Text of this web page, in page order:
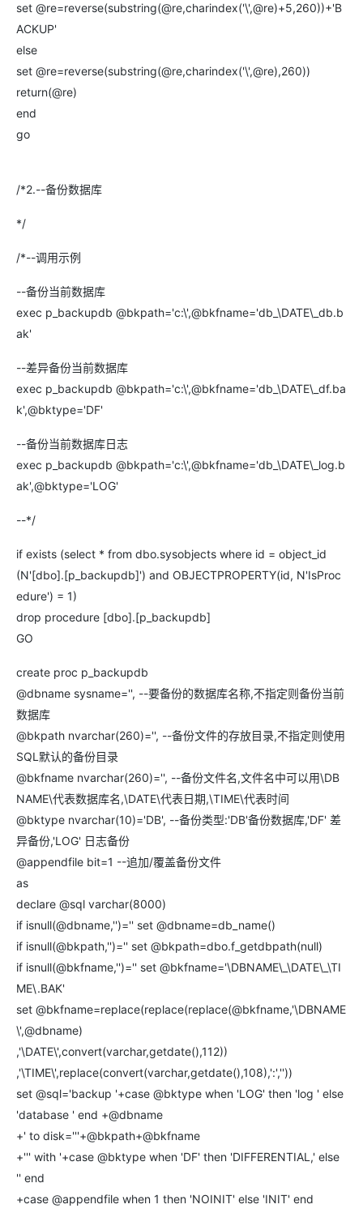
set @re=reverse(substring(@re,charindex('\',@re)+5,260))+'B
ACKUP'
else
set @re=reverse(substring(@re,charindex('\',@re),260))
return(@re)
end
go
/*2.--备份数据库
*/
/*--调用示例
--备份当前数据库
exec p_backupdb @bkpath='c:\',@bkfname='db_\DATE\_db.b
ak'
--差异备份当前数据库
exec p_backupdb @bkpath='c:\',@bkfname='db_\DATE\_df.ba
k',@bktype='DF'
--备份当前数据库日志
exec p_backupdb @bkpath='c:\',@bkfname='db_\DATE\_log.b
ak',@bktype='LOG'
--*/
if exists (select * from dbo.sysobjects where id = object_id
(N'[dbo].[p_backupdb]') and OBJECTPROPERTY(id, N'IsProc
edure') = 1)
drop procedure [dbo].[p_backupdb]
GO
create proc p_backupdb
@dbname sysname='', --要备份的数据库名称,不指定则备份当前
数据库
@bkpath nvarchar(260)='', --备份文件的存放目录,不指定则使用
SQL默认的备份目录
@bkfname nvarchar(260)='', --备份文件名,文件名中可以用\DB
NAME\代表数据库名,\DATE\代表日期,\TIME\代表时间
@bktype nvarchar(10)='DB', --备份类型:'DB'备份数据库,'DF' 差
异备份,'LOG' 日志备份
@appendfile bit=1 --追加/覆盖备份文件
as
declare @sql varchar(8000)
if isnull(@dbname,'')='' set @dbname=db_name()
if isnull(@bkpath,'')='' set @bkpath=dbo.f_getdbpath(null)
if isnull(@bkfname,'')='' set @bkfname='\DBNAME\_\DATE\_\TI
ME\.BAK'
set @bkfname=replace(replace(replace(@bkfname,'\DBNAME
\',@dbname)
,'\DATE\',convert(varchar,getdate(),112))
,'\TIME\',replace(convert(varchar,getdate(),108),':',''))
set @sql='backup '+case @bktype when 'LOG' then 'log ' else
'database ' end +@dbname
+' to disk='''+@bkpath+@bkfname
+''' with '+case @bktype when 'DF' then 'DIFFERENTIAL,' else
'' end
+case @appendfile when 1 then 'NOINIT' else 'INIT' end